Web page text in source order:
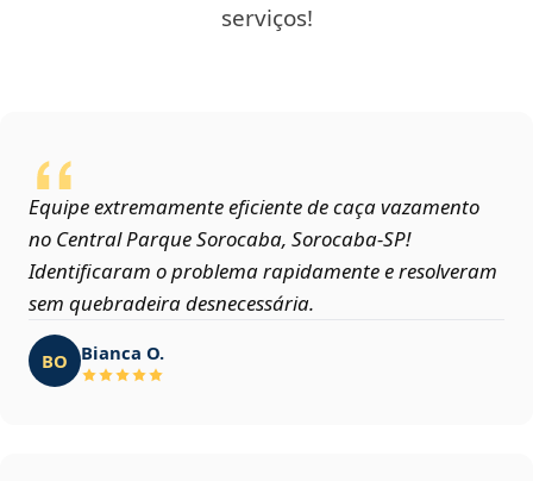
serviços!
Equipe extremamente eficiente de caça vazamento
no Central Parque Sorocaba, Sorocaba‑SP!
Identificaram o problema rapidamente e resolveram
sem quebradeira desnecessária.
BO Bianca O.